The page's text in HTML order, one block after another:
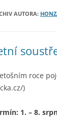
AUTORA:
roce
)
1. – 8.